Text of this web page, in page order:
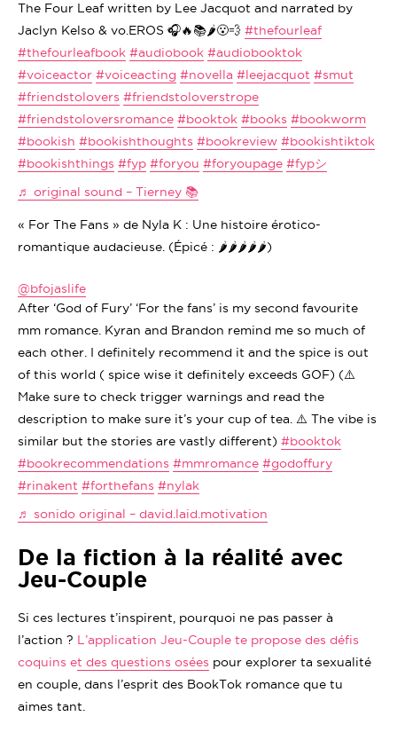
The Four Leaf written by Lee Jacquot and narrated by
Jaclyn Kelso & vo.EROS 🎧🔥📚🌶️😮‍💨 #thefourleaf
#thefourleafbook #audiobook #audiobooktok
#voiceactor #voiceacting #novella #leejacquot #smut
#friendstolovers #friendstoloverstrope
#friendstoloversromance #booktok #books #bookworm
#bookish #bookishthoughts #bookreview #bookishtiktok
#bookishthings #fyp #foryou #foryoupage #fypシ
♬ original sound – Tierney 📚
« For The Fans » de Nyla K : Une histoire érotico-
romantique audacieuse. (Épicé : 🌶️🌶️🌶️🌶️🌶️)
@bfojaslife
After ‘God of Fury’ ‘For the fans’ is my second favourite
mm romance. Kyran and Brandon remind me so much of
each other. I definitely recommend it and the spice is out
of this world ( spice wise it definitely exceeds GOF) (⚠️
Make sure to check trigger warnings and read the
description to make sure it’s your cup of tea. ⚠️ The vibe is
similar but the stories are vastly different) #booktok
#bookrecommendations #mmromance #godoffury
#rinakent #forthefans #nylak
♬ sonido original – david.laid.motivation
De la fiction à la réalité avec
Jeu-Couple
Si ces lectures t’inspirent, pourquoi ne pas passer à
l’action ? L’application Jeu-Couple te propose des défis
coquins et des questions osées pour explorer ta sexualité
en couple, dans l’esprit des BookTok romance que tu
aimes tant.